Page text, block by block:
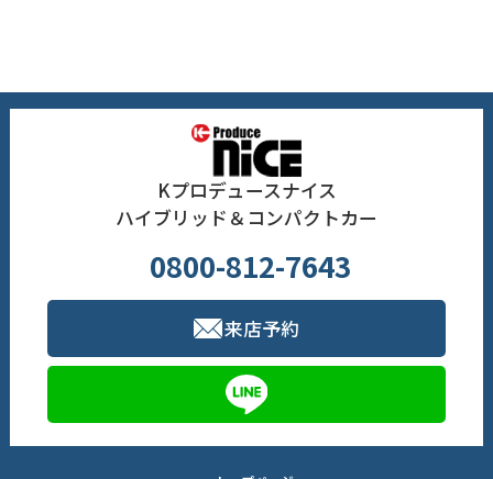
Kプロデュースナイス
ハイブリッド＆コンパクトカー
0800-812-7643
来店予約